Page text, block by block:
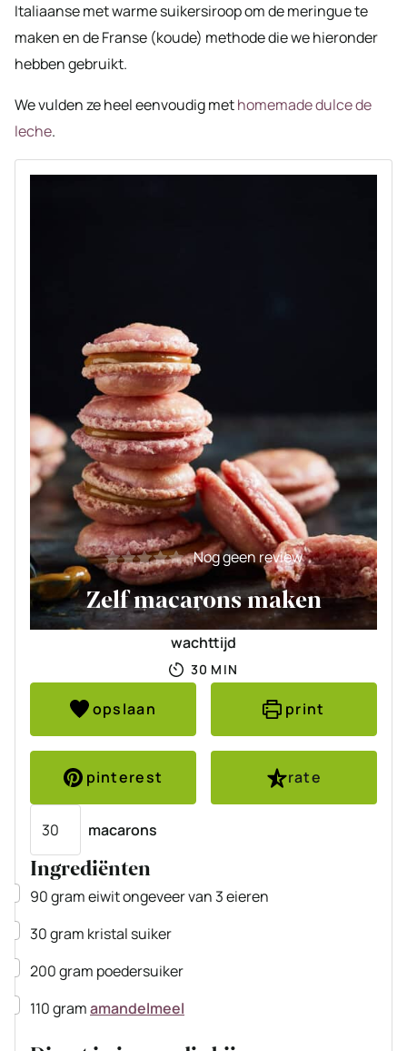
Italiaanse met warme suikersiroop om de meringue te
maken en de Franse (koude) methode die we hieronder
hebben gebruikt.
We vulden ze heel eenvoudig methomemade dulce de
leche.
Nog geen review
Zelf macarons maken
wachttijd
30 MINUTEN
MIN
opslaan print
pinterest
rate
macarons
Ingrediënten
▢
90grameiwit ongeveer van 3 eieren
▢
30gram kristal suiker
▢
200gram poedersuiker
▢
110gramamandelmeel